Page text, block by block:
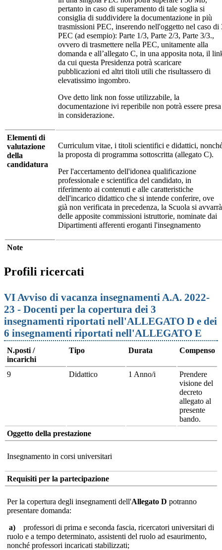
pertanto in caso di superamento di tale soglia si
consiglia di suddividere la documentazione in più
trasmissioni PEC, inserendo nell'oggetto nel caso di
PEC (ad esempio): Parte 1/3, Parte 2/3, Parte 3/3.,
ovvero di trasmettere nella PEC, unitamente alla
domanda e all’allegato C, in una apposita nota, il
da cui questa Presidenza potrà scaricare
pubblicazioni ed altri titoli utili che risultassero di
elevatissimo ingombro.
Ove detto link non fosse utilizzabile, la
documentazione ivi reperibile non potrà essere presa
in considerazione.
Elementi di
valutazione
della
candidatura
Curriculum vitae, i titoli scientifici e didattici,
la proposta di programma sottoscritta (allegato C).
Per l'accertamento dell'idonea qualificazione
professionale e scientifica del candidato, in
riferimento ai contenuti e alle caratteristiche
dell'incarico didattico che si intende conferire, ove
già non verificata in precedenza, la Scuola si avvarrà
delle apposite commissioni istruttorie, nominate dai
Dipartimenti afferenti eroganti l'insegnamento
Note
Profili ricercati
VI Avviso di vacanza insegnamenti A.A. 2022-
23 - Docenti per la copertura dei 3
insegnamenti riportati nell'ALLEGATO D e dei
6 insegnamenti riportati nell'ALLEGATO E
N.posti /
incarichi
Tipo Durata Compenso
9 Didattico 1 Anno/i
Prendere
visione del
decreto
allegato al
presente
bando.
Oggetto della prestazione
Insegnamento in corsi universitari
Requisiti per la partecipazione
Per la copertura degli insegnamenti dell'Allegato D potranno
presentare domanda:
a)
professori di prima e seconda fascia, ricercatori universitari di
ruolo e a tempo determinato, assistenti del ruolo ad esaurimento,
nonché professori incaricati stabilizzati;